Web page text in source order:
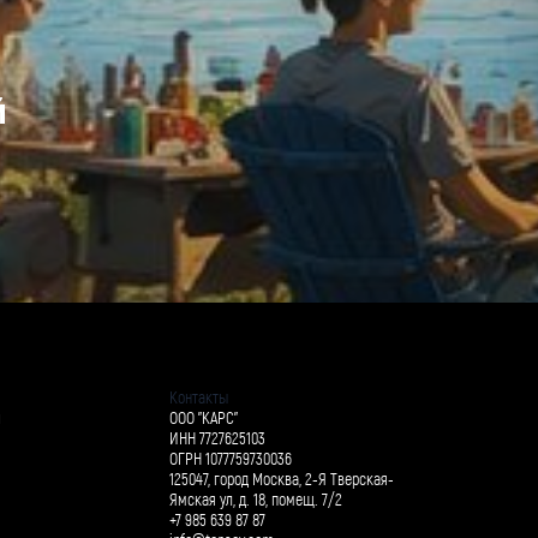
Контакты
ООО "КАРС"
ИНН 7727625103
ОГРН 1077759730036
125047, город Москва, 2-Я Тверская-
Ямская ул, д. 18, помещ. 7/2
+7 985 639 87 87